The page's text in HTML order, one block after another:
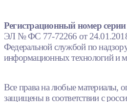
Регистрационный номер серии
ЭЛ № ФС 77-72266 от
Федеральной службой по
информационных технологий и
Все права на любые материалы,
защищены в соответствии с